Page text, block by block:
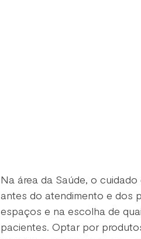
Na área da Saúde, o
antes do atendimento e dos
espaços e na escolha de
pacientes. Optar por